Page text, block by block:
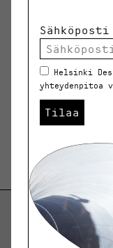
Sähköposti
Helsinki
yhteydenpitoa
Tilaa